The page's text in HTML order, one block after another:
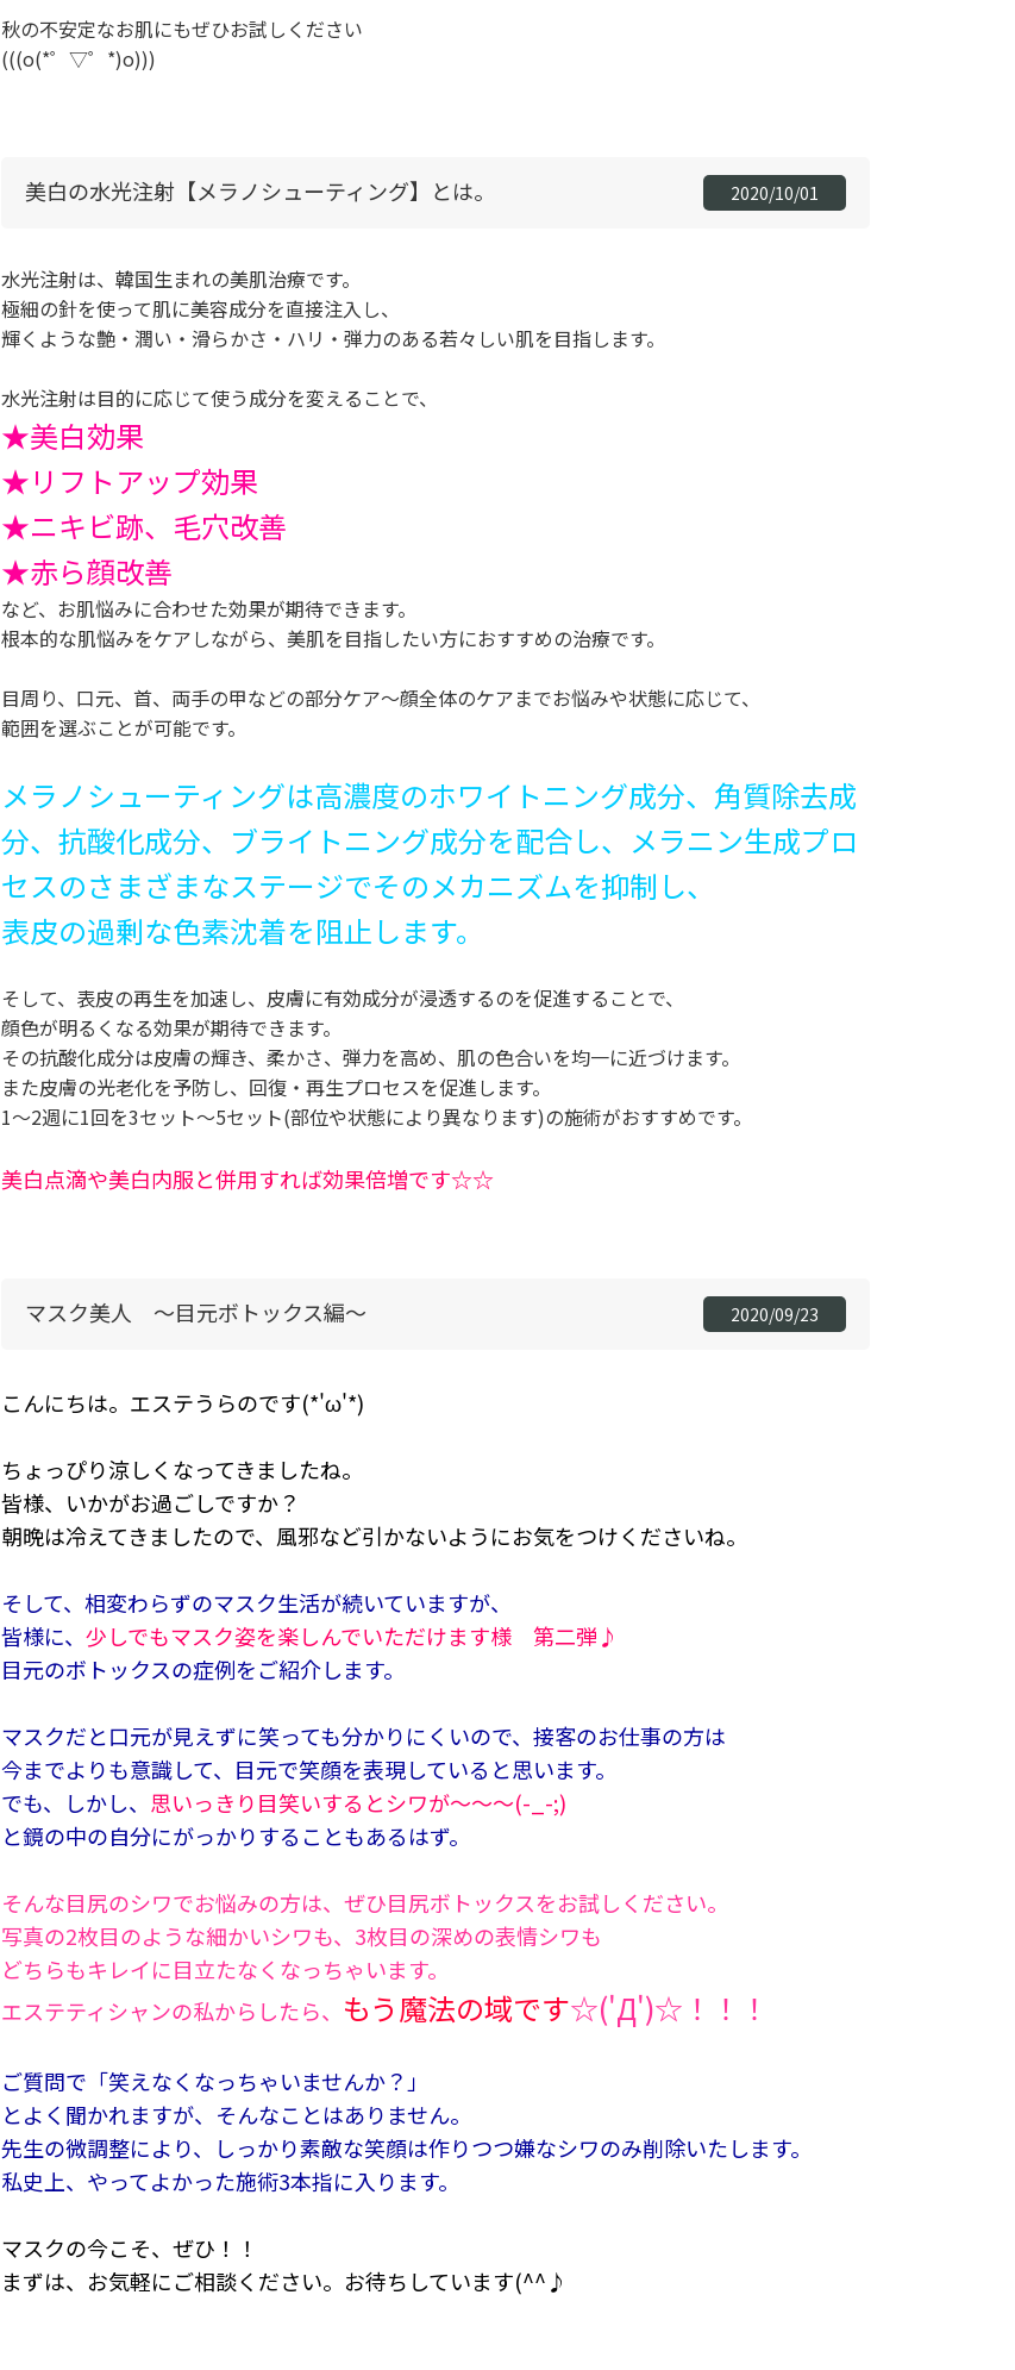
秋の不安定なお肌にもぜひお試しください
(((o(*゜▽゜*)o)))
2020/10/01
美白の水光注射【メラノシューティング】とは。
水光注射は、韓国生まれの美肌治療です。
極細の針を使って肌に美容成分を直接注入し、
輝くような艶・潤い・滑らかさ・ハリ・弾力のある若々しい肌を目指します。
水光注射は目的に応じて使う成分を変えることで、
★美白効果
★リフトアップ効果
★ニキビ跡、毛穴改善
★赤ら顔改善
など、お肌悩みに合わせた効果が期待できます。
根本的な肌悩みをケアしながら、美肌を目指したい方におすすめの治療です。
目周り、口元、首、両手の甲などの部分ケア～顔全体のケアまでお悩みや状態に応じて、
範囲を選ぶことが可能です。
メラノシューティングは高濃度のホワイトニング成分、角質除去成
分、抗酸化成分、ブライトニング成分を配合し、メラニン生成プロ
セスのさまざまなステージでそのメカニズムを抑制し、
表皮の過剰な色素沈着を阻止します。
そして、表皮の再生を加速し、皮膚に有効成分が浸透するのを促進することで、
顔色が明るくなる効果が期待できます。
その抗酸化成分は皮膚の輝き、柔かさ、弾力を高め、肌の色合いを均一に近づけます。
また皮膚の光老化を予防し、回復・再生プロセスを促進します。
1～2週に1回を3セット～5セット(部位や状態により異なります)の施術がおすすめです。
美白点滴や美白内服と併用すれば効果倍増です☆☆
2020/09/23
マスク美人 ～目元ボトックス編～
こんにちは。エステうらのです(*'ω'*)
ちょっぴり涼しくなってきましたね。
皆様、いかがお過ごしですか？
朝晩は冷えてきましたので、風邪など引かないようにお気をつけくださいね。
そして、相変わらずのマスク生活が続いていますが、
皆様に、 少しでもマスク姿を楽しんでいただけます様 第二弾♪
目元のボトックスの症例をご紹介します。
マスクだと口元が見えずに笑っても分かりにくいので、接客のお仕事の方は
今までよりも意識して、目元で笑顔を表現していると思います。
でも、しかし、 思いっきり目笑いするとシワが～～～(-_-;)
と鏡の中の自分にがっかりすることもあるはず。
そんな目尻のシワでお悩みの方は、ぜひ目尻ボトックスをお試しください。
写真の2枚目のような細かいシワも、3枚目の深めの表情シワも
どちらもキレイに目立たなくなっちゃいます。
エステティシャンの私からしたら、 もう魔法の域です☆('Д')☆！！！
ご質問で「笑えなくなっちゃいませんか？」
とよく聞かれますが、そんなことはありません。
先生の微調整により、しっかり素敵な笑顔は作りつつ嫌なシワのみ削除いたします。
私史上、やってよかった施術3本指に入ります。
マスクの今こそ、ぜひ！！
まずは、お気軽にご相談ください。お待ちしています(^^♪